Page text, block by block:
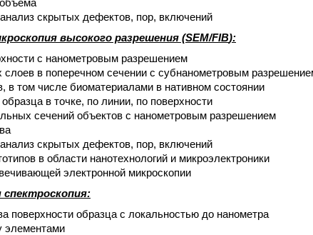
скрытых дефектов, пор, включений
высокого разрешения (SEM/FIB):
с нанометровым разрешением
слоев в поперечном сечении с субнанометровым
в том числе биоматериалами в нативном состоянии
в точке, по линии, по поверхности
сечений объектов с нанометровым разрешением
скрытых дефектов, пор, включений
в области нанотехнологий и микроэлектроники
электронной микроскопии
поверхности образца с локальностью до нанометра
элементами